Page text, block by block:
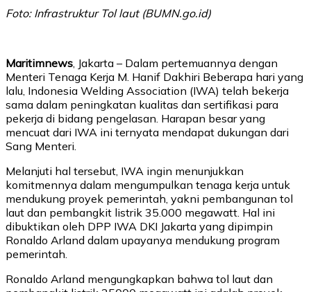
Foto: Infrastruktur Tol laut (BUMN.go.id)
Maritimnews , Jakarta – Dalam pertemuannya dengan
Menteri Tenaga Kerja M. Hanif Dakhiri Beberapa hari yang
lalu, Indonesia Welding Association (IWA) telah bekerja
sama dalam peningkatan kualitas dan sertifikasi para
pekerja di bidang pengelasan. Harapan besar yang
mencuat dari IWA ini ternyata mendapat dukungan dari
Sang Menteri.
Melanjuti hal tersebut, IWA ingin menunjukkan
komitmennya dalam mengumpulkan tenaga kerja untuk
mendukung proyek pemerintah, yakni pembangunan tol
laut dan pembangkit listrik 35.000 megawatt. Hal ini
dibuktikan oleh DPP IWA DKI Jakarta yang dipimpin
Ronaldo Arland dalam upayanya mendukung program
pemerintah.
Ronaldo Arland mengungkapkan bahwa tol laut dan